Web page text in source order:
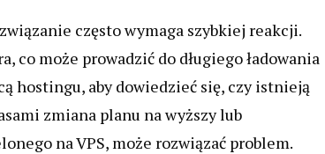
często wymaga szybkiej reakcji.
co może prowadzić do długiego ładowania
hostingu, aby dowiedzieć się, czy istnieją
zmiana planu na wyższy lub
na VPS, może rozwiązać problem.